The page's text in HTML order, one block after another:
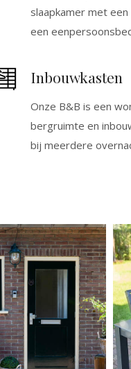
slaapkamer met
een
Inbouwkasten
Onze B&B is een
bergruimte en
bij meerdere